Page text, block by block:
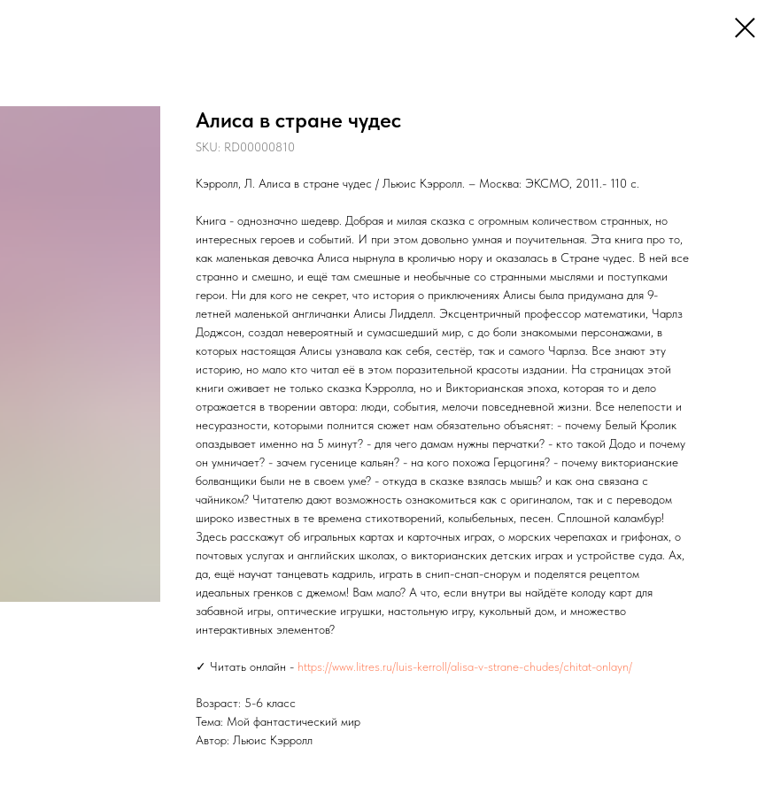
Алиса в стране чудес
SKU: RD00000810
Кэрролл, Л. Алиса в стране чудес / Льюис Кэрролл. – Москва: ЭКСМО, 2011.- 110 с.
Книга - однозначно шедевр. Добрая и милая сказка с огромным количеством странных, но
интересных героев и событий. И при этом довольно умная и поучительная. Эта книга про то,
как маленькая девочка Алиса нырнула в кроличью нору и оказалась в Стране чудес. В ней все
странно и смешно, и ещё там смешные и необычные со странными мыслями и поступками
герои. Ни для кого не секрет, что история о приключениях Алисы была придумана для 9-
летней маленькой англичанки Алисы Лидделл. Эксцентричный профессор математики, Чарлз
Доджсон, создал невероятный и сумасшедший мир, с до боли знакомыми персонажами, в
которых настоящая Алисы узнавала как себя, сестёр, так и самого Чарлза. Все знают эту
историю, но мало кто читал её в этом поразительной красоты издании. На страницах этой
книги оживает не только сказка Кэрролла, но и Викторианская эпоха, которая то и дело
отражается в творении автора: люди, события, мелочи повседневной жизни. Все нелепости и
несуразности, которыми полнится сюжет нам обязательно объяснят: - почему Белый Кролик
опаздывает именно на 5 минут? - для чего дамам нужны перчатки? - кто такой Додо и почему
он умничает? - зачем гусенице кальян? - на кого похожа Герцогиня? - почему викторианские
болванщики были не в своем уме? - откуда в сказке взялась мышь? и как она связана с
чайником? Читателю дают возможность ознакомиться как с оригиналом, так и с переводом
широко известных в те времена стихотворений, колыбельных, песен. Сплошной каламбур!
Здесь расскажут об игральных картах и карточных играх, о морских черепахах и грифонах, о
почтовых услугах и английских школах, о викторианских детских играх и устройстве суда. Ах,
да, ещё научат танцевать кадриль, играть в снип-снап-снорум и поделятся рецептом
идеальных гренков с джемом! Вам мало? А что, если внутри вы найдёте колоду карт для
забавной игры, оптические игрушки, настольную игру, кукольный дом, и множество
интерактивных элементов?
✓ Читать онлайн - https://www.litres.ru/luis-kerroll/alisa-v-strane-chudes/chitat-onlayn/
Возраст: 5-6 класс
Тема: Мой фантастический мир
Автор: Льюис Кэрролл